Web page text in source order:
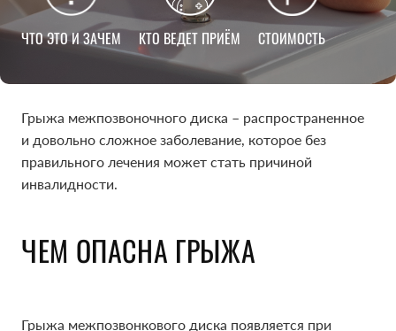
ЧТО ЭТО И ЗАЧЕМ КТО ВЕДЕТ ПРИЁМ СТОИМОСТЬ
Грыжа межпозвоночного диска – распространенное
и довольно сложное заболевание, которое без
правильного лечения может стать причиной
инвалидности.
ЧЕМ ОПАСНА ГРЫЖА
Грыжа межпозвонкового диска появляется при